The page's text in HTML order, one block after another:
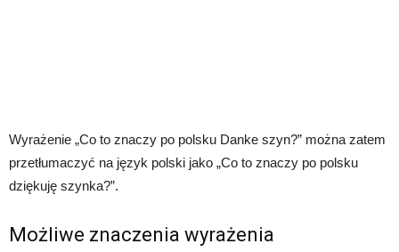
Wyrażenie „Co to znaczy po polsku Danke szyn?” można zatem
przetłumaczyć na język polski jako „Co to znaczy po polsku
dziękuję szynka?”.
Możliwe znaczenia wyrażenia